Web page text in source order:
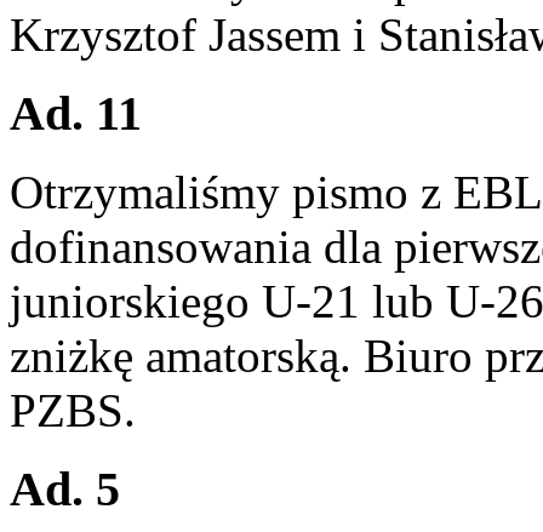
Krzysztof Jassem i
Ad. 11
Otrzymaliśmy pismo z
dofinansowania dla
juniorskiego U-21 lub U-
zniżkę amatorską. Biuro
PZBS.
Ad. 5